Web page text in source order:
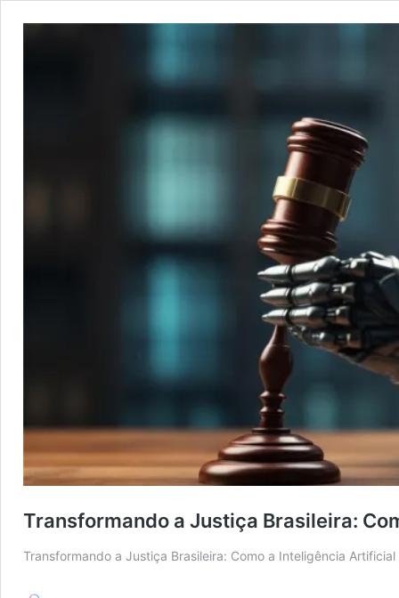
Transformando a Justiça Brasileira:
Transformando a Justiça Brasileira: Como a Inteligência